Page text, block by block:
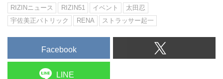
RIZINニュース RIZIN51 イベント
太田忍
宇佐美正パトリック
RENA ストラッサー起一
Facebook
LINE